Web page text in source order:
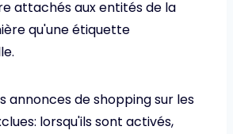
attachés aux entités de la
qu'une étiquette
annonces de shopping sur les
lorsqu'ils sont activés,